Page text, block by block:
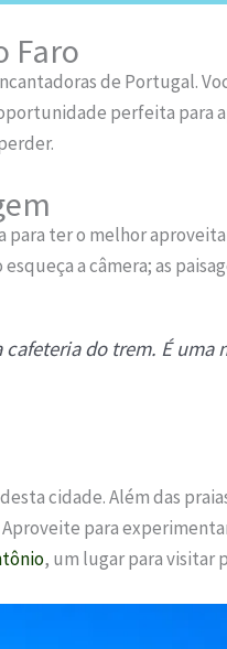
Faro
de Portugal.
perfeita para
para ter o melhor
a câmera; as
do trem. É
cidade. Além das
para
, um lugar para visitar